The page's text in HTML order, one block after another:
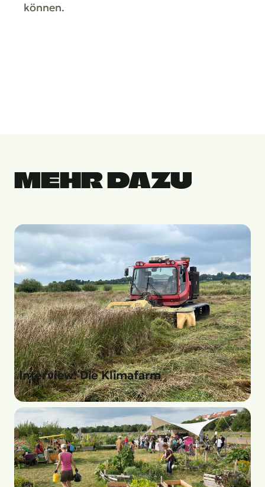
können.
MEHR DAZU
Interview: Die Klimafarm